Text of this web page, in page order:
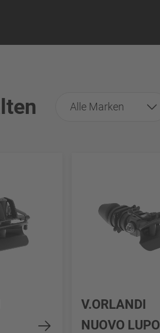
Alle Marken
V.ORLANDI
NUOVO LUPO